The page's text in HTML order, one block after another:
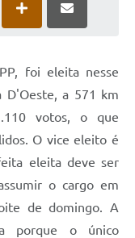
foi eleita nesse
D'Oeste, a 571 km
votos, o que
O vice eleito é
eleita deve ser
o cargo em
de domingo. A
porque o único